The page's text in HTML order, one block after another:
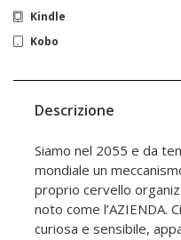
Kindle
Kobo
Descrizione
Siamo nel 2055 e da
mondiale un
proprio cervello
noto come l’AZIENDA.
curiosa e sensibile,